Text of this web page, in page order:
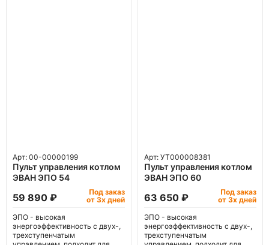
Арт: 00-00000199
Пульт управления котлом
ЭВАН ЭПО 54
59 890 ₽
Под заказ
от 3х дней
ЭПО - высокая
энергоэффективность с двух-,
трехступенчатым
Арт: УТ000008381
Пульт управления котлом
ЭВАН ЭПО 60
63 650 ₽
Под заказ
от 3х дней
ЭПО - высокая
энергоэффективность с двух-,
трехступенчатым